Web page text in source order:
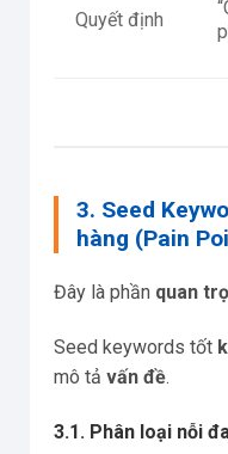
Quyết định
3. Seed
hàng (Pain
Đây là phần quan
Seed keywords tốt
mô tả vấn đề.
3.1. Phân loại nỗi